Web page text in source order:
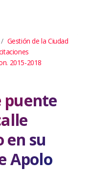
Gestión de la Ciudad
2015-2018
puente
en su
Apolo